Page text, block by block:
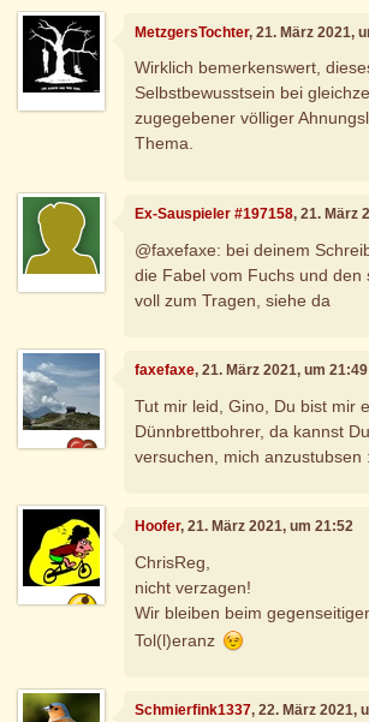
MetzgersTochter, 21. März 2021,
Wirklich bemerkenswert,
Selbstbewusstsein bei
zugegebener völliger
Thema.
Ex-Sauspieler #197158, 21. März
@faxefaxe: bei deinem
die Fabel vom Fuchs und den
voll zum Tragen, siehe da
faxefaxe, 21. März 2021, um 21:49
Tut mir leid, Gino, Du bist mir
Dünnbrettbohrer, da kannst
versuchen, mich anzustubsen
Hoofer, 21. März 2021, um 21:52
ChrisReg,
nicht verzagen!
Wir bleiben beim
Tol(l)eranz
Schmierfink1337, 22. März 2021,